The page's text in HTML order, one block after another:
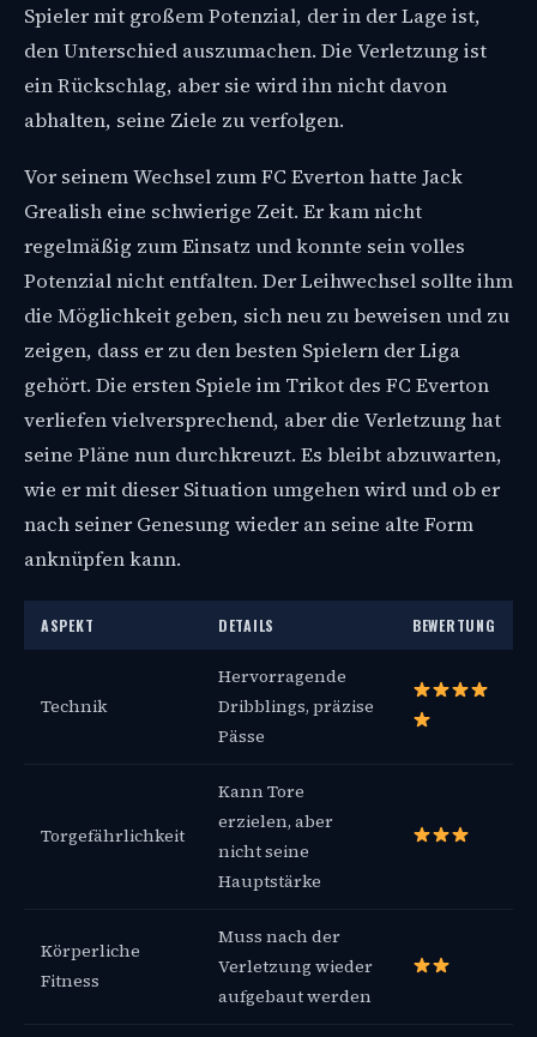
Spieler mit großem Potenzial, der in der Lage ist,
den Unterschied auszumachen. Die Verletzung ist
ein Rückschlag, aber sie wird ihn nicht davon
abhalten, seine Ziele zu verfolgen.
Vor seinem Wechsel zum FC Everton hatte Jack
Grealish eine schwierige Zeit. Er kam nicht
regelmäßig zum Einsatz und konnte sein volles
Potenzial nicht entfalten. Der Leihwechsel sollte ihm
die Möglichkeit geben, sich neu zu beweisen und zu
zeigen, dass er zu den besten Spielern der Liga
gehört. Die ersten Spiele im Trikot des FC Everton
verliefen vielversprechend, aber die Verletzung hat
seine Pläne nun durchkreuzt. Es bleibt abzuwarten,
wie er mit dieser Situation umgehen wird und ob er
nach seiner Genesung wieder an seine alte Form
anknüpfen kann.
ASPEKT DETAILS BEWERTUNG
Technik
Hervorragende
Dribblings, präzise
Pässe
Torgefährlichkeit
Kann Tore
erzielen, aber
nicht seine
Hauptstärke
Körperliche
Fitness
Muss nach der
Verletzung wieder
aufgebaut werden